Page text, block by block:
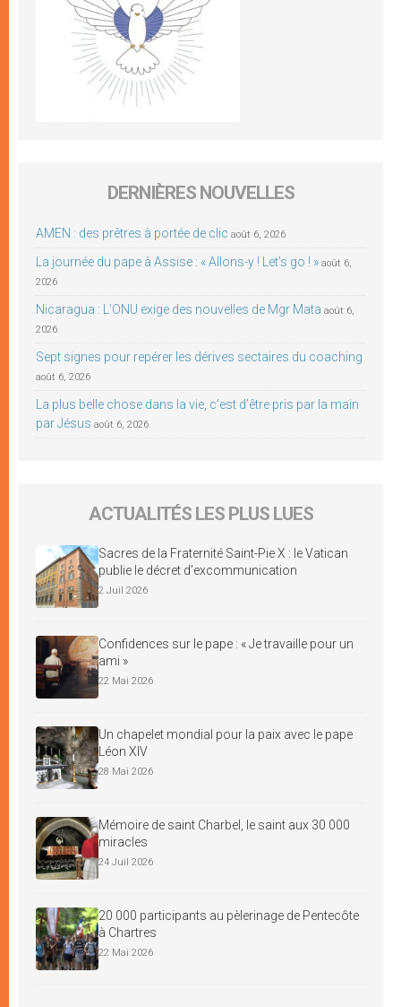
DERNIÈRES NOUVELLES
AMEN : des prêtres à portée de clic août 6, 2026
La journée du pape à Assise : « Allons-y ! Let’s go ! » août 6,
2026
Nicaragua : L’ONU exige des nouvelles de Mgr Mata août 6,
2026
Sept signes pour repérer les dérives sectaires du coaching
août 6, 2026
La plus belle chose dans la vie, c’est d’être pris par la main
par Jésus août 6, 2026
ACTUALITÉS LES PLUS LUES
Sacres de la Fraternité Saint-Pie X : le Vatican
publie le décret d’excommunication
2 Juil 2026
Confidences sur le pape : « Je travaille pour un
ami »
22 Mai 2026
Un chapelet mondial pour la paix avec le pape
Léon XIV
28 Mai 2026
Mémoire de saint Charbel, le saint aux 30 000
miracles
24 Juil 2026
20 000 participants au pèlerinage de Pentecôte
à Chartres
22 Mai 2026